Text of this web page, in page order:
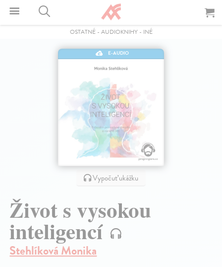
OSTATNÉ- AUDIOKNIHY- INÉ
E-AUDIO
Vypočuť ukážku
Život s vysokou
inteligencí
Stehlíková Monika